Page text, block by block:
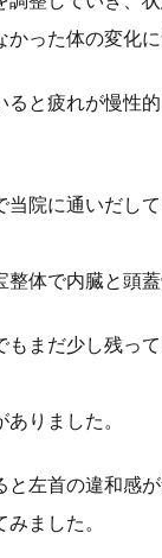
った体の変化に
ると疲れが慢性
当院に通いだし
整体で内臓と頭
もまだ少し残っ
りました。
と左首の違和感
ました。